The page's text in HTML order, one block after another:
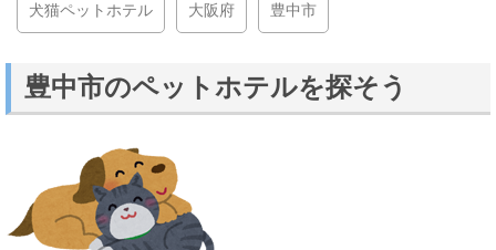
犬猫ペットホテル 大阪府 豊中市
豊中市のペットホテルを探そう